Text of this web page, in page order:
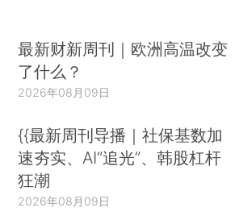
最新财新周刊｜欧洲高温改变
了什么？
2026年08月09日
{{最新周刊导播｜社保基数加
速夯实、AI“追光”、韩股杠杆
狂潮
2026年08月09日